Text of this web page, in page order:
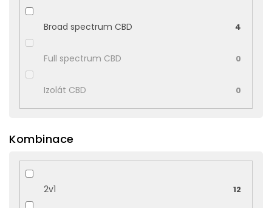
Broad spectrum CBD 4
Full spectrum CBD 0
Izolát CBD 0
Kombinace
2v1 12